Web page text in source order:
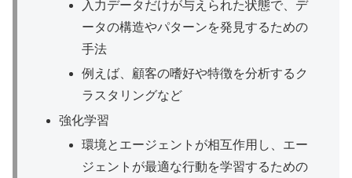
入力データだけが与えられた状態で、デ
ータの構造やパターンを発見するための
手法
例えば、顧客の嗜好や特徴を分析するク
ラスタリングなど
強化学習
環境とエージェントが相互作用し、エー
ジェントが最適な行動を学習するための